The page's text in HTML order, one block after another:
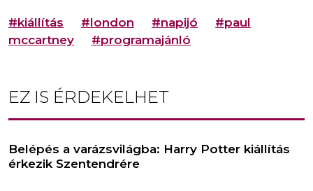
#kiállítás #london #napijó
#paul
mccartney
#programajánló
EZ IS ÉRDEKELHET
Belépés a varázsvilágba: Harry Potter kiállítás
érkezik Szentendrére